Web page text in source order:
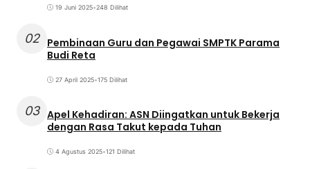
19 Juni 2025•248 Dilihat
02 Pembinaan Guru dan Pegawai SMPTK Parama
Budi Reta
27 April 2025•175 Dilihat
03 Apel Kehadiran: ASN Diingatkan untuk Bekerja
dengan Rasa Takut kepada Tuhan
4 Agustus 2025•121 Dilihat